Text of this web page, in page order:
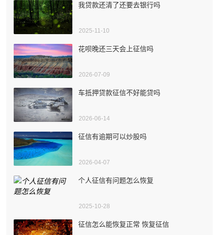
我贷款还清了还要去银行吗
2025-11-10
花呗晚还三天会上征信吗
2026-07-09
车抵押贷款征信不好能贷吗
2026-06-14
征信有逾期可以炒股吗
2026-04-07
个人征信有问题怎么恢复
2025-10-28
征信怎么能恢复正常 恢复征信